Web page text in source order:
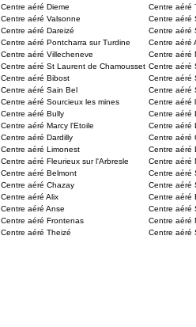
Centre aéré Dieme
Centre aéré
Centre aéré Valsonne
Centre aéré
Centre aéré Dareizé
Centre aéré
Centre aéré Pontcharra sur Turdine
Centre aéré
Centre aéré Villecheneve
Centre aéré
Centre aéré St Laurent de Chamousset Centre aéré
Centre aéré Bibost
Centre aéré
Centre aéré Sain Bel
Centre aéré
Centre aéré Sourcieux les mines
Centre aéré
Centre aéré Bully
Centre aéré
Centre aéré Marcy l'Etoile
Centre aéré
Centre aéré Dardilly
Centre aéré
Centre aéré Limonest
Centre aéré
Centre aéré Fleurieux sur l'Arbresle
Centre aéré
Centre aéré Belmont
Centre aéré
Centre aéré Chazay
Centre aéré
Centre aéré Alix
Centre aéré
Centre aéré Anse
Centre aéré
Centre aéré Frontenas
Centre aéré
Centre aéré Theizé
Centre aéré